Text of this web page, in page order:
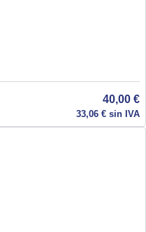
40,00 €
33,06 € sin IVA